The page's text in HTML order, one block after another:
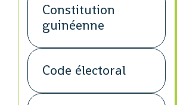
Constitution
guinéenne
Code électoral